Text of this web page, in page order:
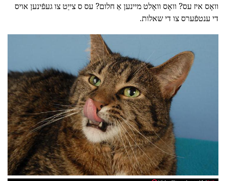
וואָס איז עס? וואָס וואָלט מיינען אַ חלום? עס ס צייַט צו געפֿינען אויס
די ענטפֿערס צו די שאלות.